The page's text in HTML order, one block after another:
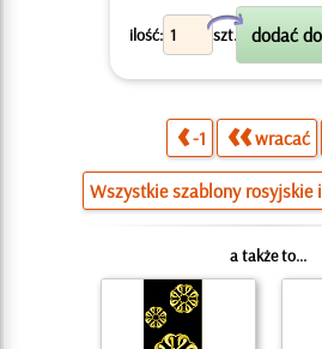
ilość: szt.
X
-1 wracać
Wszystkie szablony rosyjskie
a także to...